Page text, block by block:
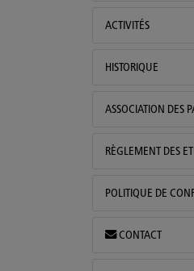
ACTIVITÉS
HISTORIQUE
ASSOCIATION DES
RÈGLEMENT DES
POLITIQUE DE
CONTACT